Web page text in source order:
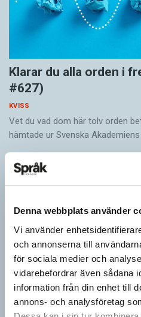
Denna webbplats använder
Vi använder
och annonserna till
för sociala medier och
vidarebefordrar även sådana
information från din enhet till
annons- och analysföretag
Klarar du alla orden i
#627)
KVISS
Vet du vad dom här tolv orden
hämtade ur Svenska